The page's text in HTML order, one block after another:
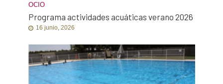
OCIO
Programa actividades acuáticas verano 2026
16 junio, 2026